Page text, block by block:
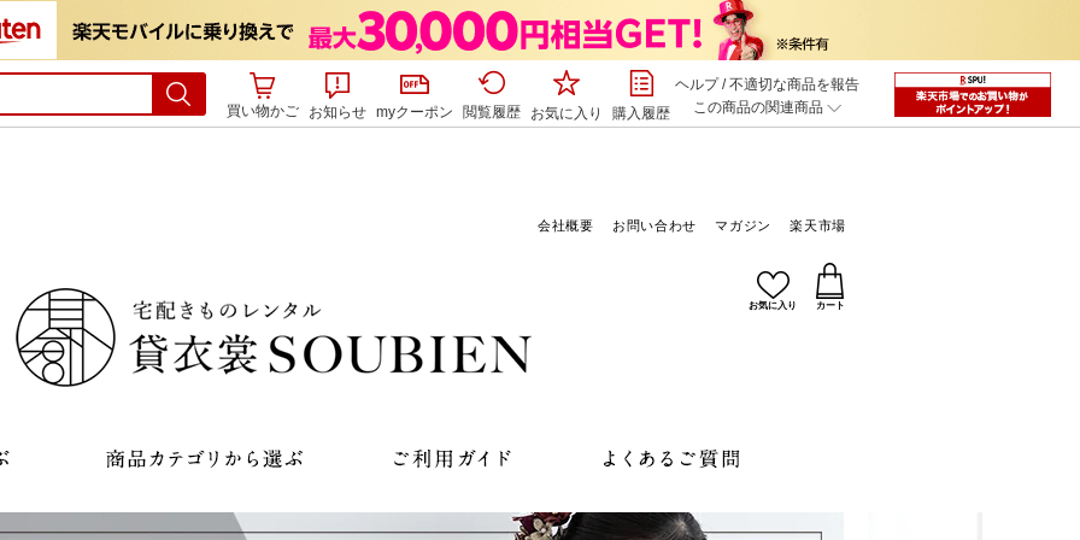
買い物かご お知らせ myクーポン 閲覧履歴 お気に入り 購入履歴
ヘルプ/不適切な商品を報告
この商品の関連商品